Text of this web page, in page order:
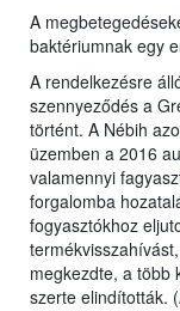
A
baktériumnak egy
A rendelkezésre
szennyeződés a
történt. A Nébih
üzemben a 2016
valamennyi
forgalomba
fogyasztókhoz
megkezdte, a több
szerte elindították.